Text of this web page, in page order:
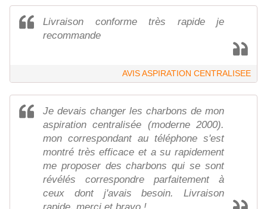
Livraison conforme très rapide je
recommande
AVIS ASPIRATION CENTRALISEE
Je devais changer les charbons de mon
aspiration centralisée (moderne 2000).
mon correspondant au téléphone s'est
montré très efficace et a su rapidement
me proposer des charbons qui se sont
révélés correspondre parfaitement à
ceux dont j'avais besoin. Livraison